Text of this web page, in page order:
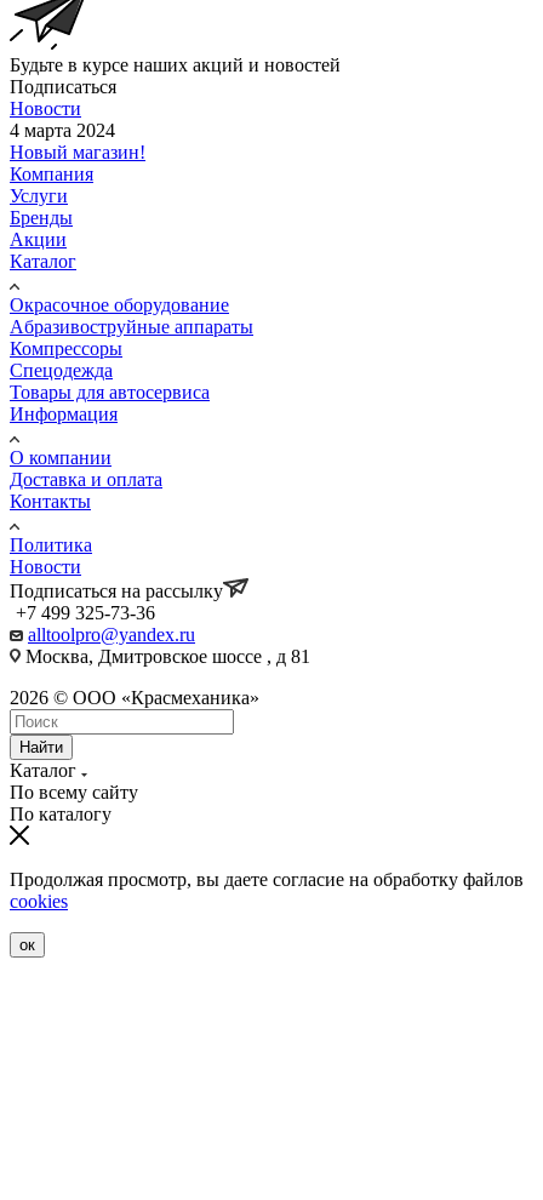
Будьте в курсе наших акций и новостей
Подписаться
Новости
4 марта 2024
Новый магазин!
Компания
Услуги
Бренды
Акции
Каталог
Окрасочное оборудование
Aбразивоструйные аппараты
Компрессоры
Спецодежда
Товары для автосервиса
Информация
О компании
Доставка и оплата
Контакты
Политика
Новости
Подписаться на рассылку
+7 499 325-73-36
alltoolpro@yandex.ru
Москва, Дмитровское шоссе , д 81
2026 © ООО «Красмеханика»
Найти
Каталог
По всему сайту
По каталогу
Продолжая просмотр, вы даете согласие на обработку файлов
cookies
ок